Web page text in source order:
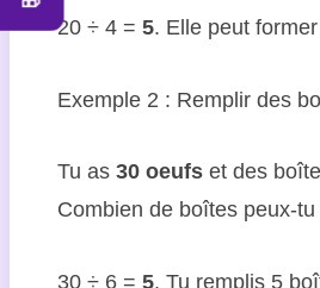
20 ÷ 4 = 5. Elle peut
Exemple 2 : Remplir des
Tu as 30 oeufset des
Combien de boîtes peux-
30 ÷ 6 = 5. Tu remplis 5